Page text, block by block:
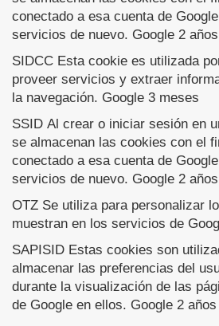
conectado a esa cuenta de
servicios de nuevo. Google 2 años
SIDCC Esta cookie es utilizada
proveer servicios y extraer
la navegación. Google 3 meses
SSID Al crear o iniciar sesión en
se almacenan las cookies con el
conectado a esa cuenta de
servicios de nuevo. Google 2 años
OTZ Se utiliza para personalizar
muestran en los servicios de
SAPISID Estas cookies son
almacenar las preferencias del
durante la visualización de las
de Google en ellos. Google 2 años